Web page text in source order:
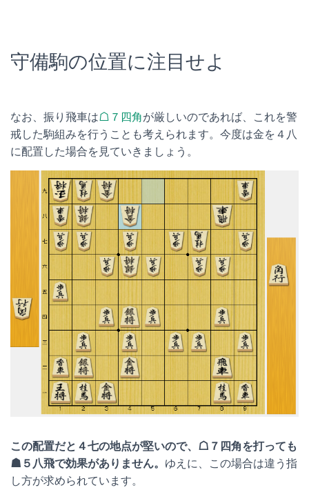
守備駒の位置に注目せよ
なお、振り飛車は☖７四角が厳しいのであれば、これを警
戒した駒組みを行うことも考えられます。今度は金を４八
に配置した場合を見ていきましょう。
この配置だと４七の地点が堅いので、☖７四角を打っても
☗５八飛で効果がありません。 ゆえに、この場合は違う指
し方が求められています。